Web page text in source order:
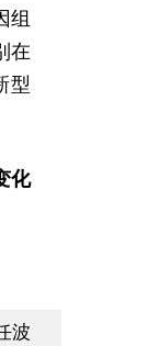
组
在
型
化
波